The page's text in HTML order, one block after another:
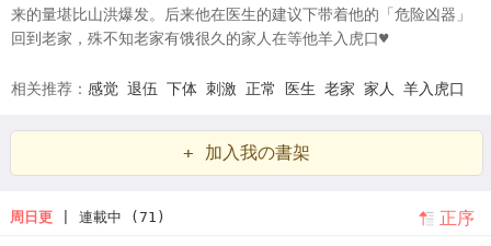
来的量堪比山洪爆发。后来他在医生的建议下带着他的「危险凶器」
回到老家，殊不知老家有饿很久的家人在等他羊入虎口♥
相关推荐： 感觉 退伍 下体 刺激 正常 医生 老家 家人 羊入虎口
+ 加入我の書架
周日更| 連載中 (71) 正序